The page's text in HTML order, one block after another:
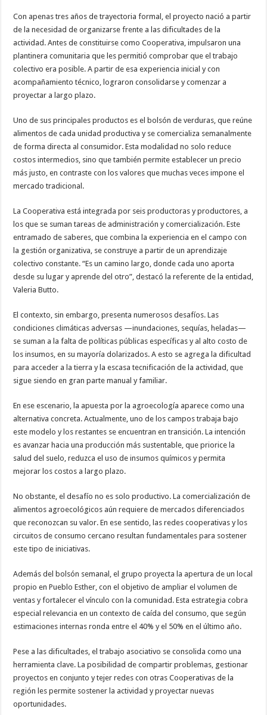
Con apenas tres años de trayectoria formal, el proyecto nació a partir
de la necesidad de organizarse frente a las dificultades de la
actividad. Antes de constituirse como Cooperativa, impulsaron una
plantinera comunitaria que les permitió comprobar que el trabajo
colectivo era posible. A partir de esa experiencia inicial y con
acompañamiento técnico, lograron consolidarse y comenzar a
proyectar a largo plazo.
Uno de sus principales productos es el bolsón de verduras, que reúne
alimentos de cada unidad productiva y se comercializa semanalmente
de forma directa al consumidor. Esta modalidad no solo reduce
costos intermedios, sino que también permite establecer un precio
más justo, en contraste con los valores que muchas veces impone el
mercado tradicional.
La Cooperativa está integrada por seis productoras y productores, a
los que se suman tareas de administración y comercialización. Este
entramado de saberes, que combina la experiencia en el campo con
la gestión organizativa, se construye a partir de un aprendizaje
colectivo constante. “Es un camino largo, donde cada uno aporta
desde su lugar y aprende del otro”, destacó la referente de la entidad,
Valeria Butto.
El contexto, sin embargo, presenta numerosos desafíos. Las
condiciones climáticas adversas —inundaciones, sequías, heladas—
se suman a la falta de políticas públicas específicas y al alto costo de
los insumos, en su mayoría dolarizados. A esto se agrega la dificultad
para acceder a la tierra y la escasa tecnificación de la actividad, que
sigue siendo en gran parte manual y familiar.
En ese escenario, la apuesta por la agroecología aparece como una
alternativa concreta. Actualmente, uno de los campos trabaja bajo
este modelo y los restantes se encuentran en transición. La intención
es avanzar hacia una producción más sustentable, que priorice la
salud del suelo, reduzca el uso de insumos químicos y permita
mejorar los costos a largo plazo.
No obstante, el desafío no es solo productivo. La comercialización de
alimentos agroecológicos aún requiere de mercados diferenciados
que reconozcan su valor. En ese sentido, las redes cooperativas y los
circuitos de consumo cercano resultan fundamentales para sostener
este tipo de iniciativas.
Además del bolsón semanal, el grupo proyecta la apertura de un local
propio en Pueblo Esther, con el objetivo de ampliar el volumen de
ventas y fortalecer el vínculo con la comunidad. Esta estrategia cobra
especial relevancia en un contexto de caída del consumo, que según
estimaciones internas ronda entre el 40% y el 50% en el último año.
Pese a las dificultades, el trabajo asociativo se consolida como una
herramienta clave. La posibilidad de compartir problemas, gestionar
proyectos en conjunto y tejer redes con otras Cooperativas de la
región les permite sostener la actividad y proyectar nuevas
oportunidades.